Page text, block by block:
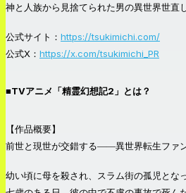
神と人族から見捨てられた男の異世界世直
公式サイト： https://tsukimichi.com/
公式X： https://x.com/tsukimichi_PR
■TVアニメ「精霊幻想記2」とは？
【作品概要】
前世と現世が交錯する――異世界転生ファ
幼い頃に母を殺され、スラム街の孤児とな